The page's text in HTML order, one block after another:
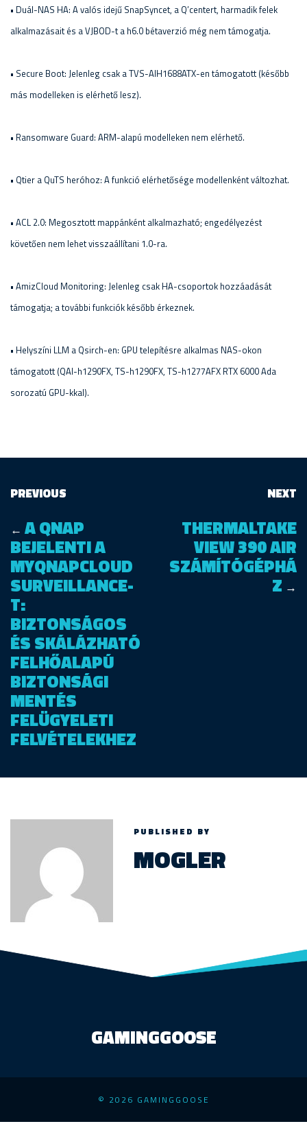
• Duál-NAS HA: A valós idejű SnapSyncet, a Q’centert, harmadik felek
alkalmazásait és a VJBOD-t a h6.0 bétaverzió még nem támogatja.
• Secure Boot: Jelenleg csak a TVS-AIH1688ATX-en támogatott (később
más modelleken is elérhető lesz).
• Ransomware Guard: ARM-alapú modelleken nem elérhető.
• Qtier a QuTS heróhoz: A funkció elérhetősége modellenként változhat.
• ACL 2.0: Megosztott mappánként alkalmazható; engedélyezést
követően nem lehet visszaállítani 1.0-ra.
• AmizCloud Monitoring: Jelenleg csak HA-csoportok hozzáadását
támogatja; a további funkciók később érkeznek.
• Helyszíni LLM a Qsirch-en: GPU telepítésre alkalmas NAS-okon
támogatott (QAI-h1290FX, TS-h1290FX, TS-h1277AFX RTX 6000 Ada
sorozatú GPU-kkal).
PREVIOUS
← A QNAP
BEJELENTI A
MYQNAPCLOUD
SURVEILLANCE-
T:
BIZTONSÁGOS
ÉS SKÁLÁZHATÓ
FELHŐALAPÚ
BIZTONSÁGI
MENTÉS
FELÜGYELETI
FELVÉTELEKHEZ
NEXT
THERMALTAKE
VIEW 390 AIR
SZÁMÍTÓGÉPHÁ
Z →
PUBLISHED BY
MOGLER
GAMINGGOOSE
© 2026 GAMINGGOOSE